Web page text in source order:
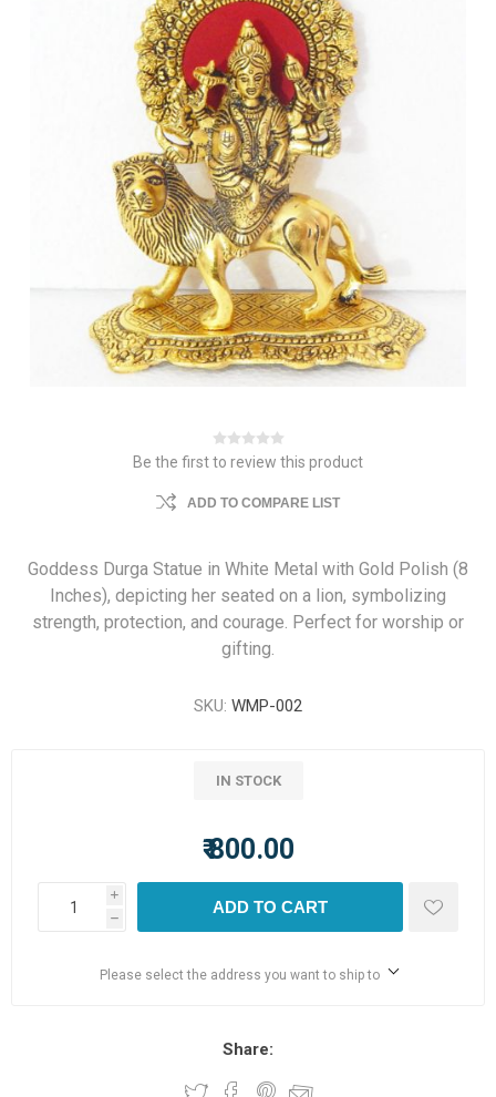
Be the first to review this product
ADD TO COMPARE LIST
Goddess Durga Statue in White Metal with Gold Polish (8
Inches), depicting her seated on a lion, symbolizing
strength, protection, and courage. Perfect for worship or
gifting.
SKU: WMP-002
IN STOCK
₹ 800.00
i
h
ADD TO CART
Please select the address you want to ship to
Share: